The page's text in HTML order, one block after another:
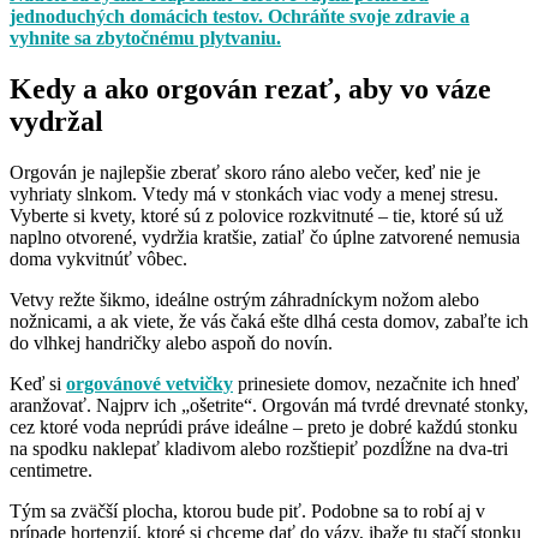
jednoduchých domácich testov. Ochráňte svoje zdravie a
vyhnite sa zbytočnému plytvaniu.
Kedy a ako orgován rezať, aby vo váze
vydržal
Orgován je najlepšie zberať skoro ráno alebo večer, keď nie je
vyhriaty slnkom. Vtedy má v stonkách viac vody a menej stresu.
Vyberte si kvety, ktoré sú z polovice rozkvitnuté – tie, ktoré sú už
naplno otvorené, vydržia kratšie, zatiaľ čo úplne zatvorené nemusia
doma vykvitnúť vôbec.
Vetvy režte šikmo, ideálne ostrým záhradníckym nožom alebo
nožnicami, a ak viete, že vás čaká ešte dlhá cesta domov, zabaľte ich
do vlhkej handričky alebo aspoň do novín.
Keď si orgovánové vetvičky prinesiete domov, nezačnite ich hneď
aranžovať. Najprv ich „ošetrite“. Orgován má tvrdé drevnaté stonky,
cez ktoré voda neprúdi práve ideálne – preto je dobré každú stonku
na spodku naklepať kladivom alebo rozštiepiť pozdĺžne na dva-tri
centimetre.
Tým sa zväčší plocha, ktorou bude piť. Podobne sa to robí aj v
prípade hortenzií, ktoré si chceme dať do vázy, ibaže tu stačí stonku